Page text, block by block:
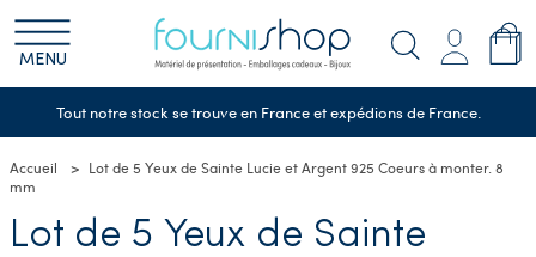
MENU
Tout notre stock se trouve en France et expédions de France.
Accueil
Lot de 5 Yeux de Sainte Lucie et Argent 925 Coeurs à monter. 8
mm
Lot de 5 Yeux de Sainte